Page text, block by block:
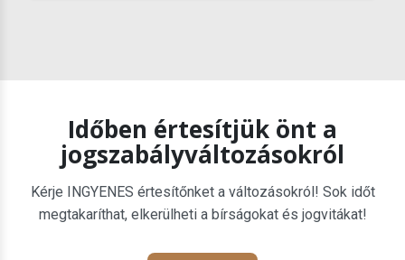
Időben értesítjük önt a
jogszabályváltozásokról
Kérje INGYENES értesítőnket a változásokról! Sok időt
megtakaríthat, elkerülheti a bírságokat és jogvitákat!